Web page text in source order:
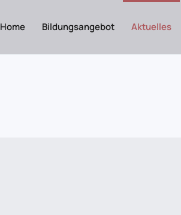
Home Bildungsangebot Aktuelles